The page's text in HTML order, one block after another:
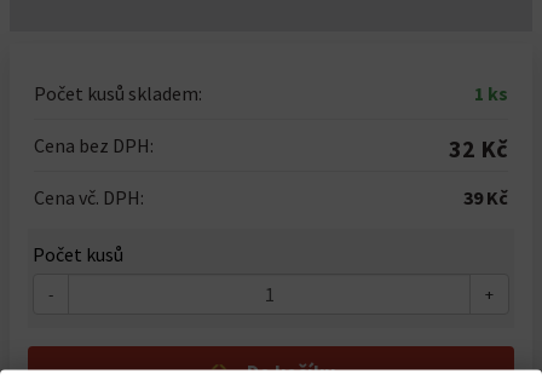
Počet kusů skladem: 1 ks
Cena bez DPH: 32 Kč
Cena vč. DPH: 39 Kč
Počet kusů
- +
Do košíku